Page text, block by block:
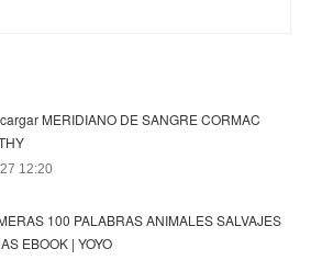
MERIDIANO DE SANGRE CORMAC
12:20
100 PALABRAS ANIMALES SALVAJES
EBOOK | YOYO